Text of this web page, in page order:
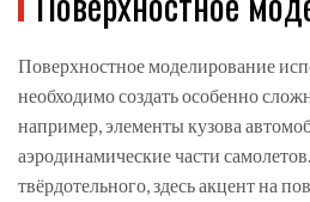
Поверхностное моделирование
необходимо создать особенно
например, элементы кузова
аэродинамические части
твёрдотельного, здесь акцент на